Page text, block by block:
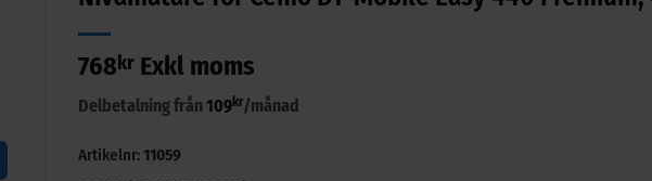
768 kr Exkl moms
Delbetalning från109 kr/månad
Artikelnr:11059